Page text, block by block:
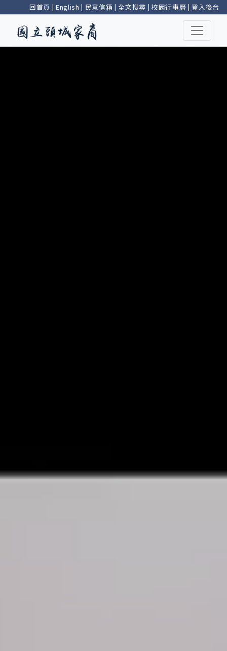
回首頁 | English | 民意信箱 |全文搜尋 | 校園行事曆 |登入後台